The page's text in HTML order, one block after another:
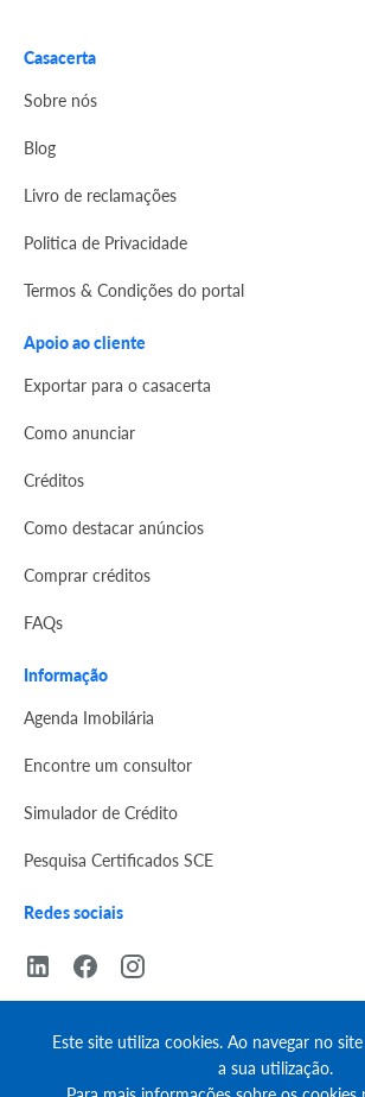
Casacerta
Sobre nós
Blog
Livro de reclamações
Politica de Privacidade
Termos & Condições do portal
Apoio ao cliente
Exportar para o casacerta
Como anunciar
Créditos
Como destacar anúncios
Comprar créditos
FAQs
Informação
Agenda Imobilária
Encontre um consultor
Simulador de Crédito
Pesquisa Certificados SCE
Redes sociais
© Copyright 2023 | CASACERTA. All rights
Este site utiliza cookies. Ao navegar no
a sua utilização.